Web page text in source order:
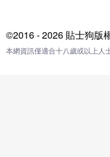
©2016 - 2026 貼士狗版
本網資訊僅適合十八歲或以上人